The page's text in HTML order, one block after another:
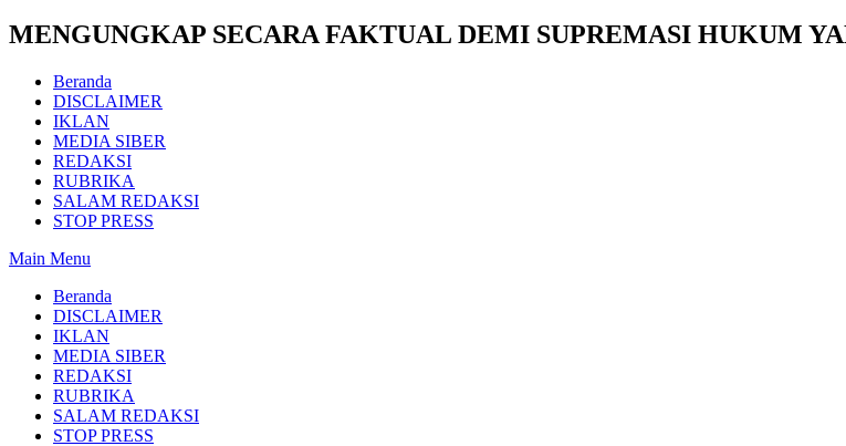
MENGUNGKAP SECARA FAKTUAL DEMI SUPREMASI HUKUM
Beranda
DISCLAIMER
IKLAN
MEDIA SIBER
REDAKSI
RUBRIKA
SALAM REDAKSI
STOP PRESS
Main Menu
Beranda
DISCLAIMER
IKLAN
MEDIA SIBER
REDAKSI
RUBRIKA
SALAM REDAKSI
STOP PRESS